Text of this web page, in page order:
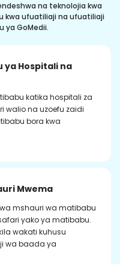
na teknolojia kwa
kwa ufuatiliaji na ufuatiliaji
ya GoMedii.
ya Hospitali na
katika hospitali za
walio na uzoefu zaidi
bora kwa
Mwema
mshauri wa matibabu
yako ya matibabu.
wakati kuhusu
wa baada ya